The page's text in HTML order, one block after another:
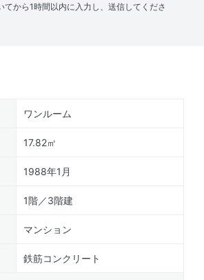
てから1時間以内に入力し、送信してくださ
ワンルーム
17.82㎡
1988年1月
1階／3階建
マンション
鉄筋コンクリート